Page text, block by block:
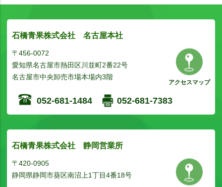
石橋青果株式会社 名古屋本社
〒456-0072
愛知県名古屋市熱田区川並町2番22号
名古屋市中央卸売市場本場内3階
アクセスマップ
052-681-1484 052-681-7383
石橋青果株式会社 静岡営業所
〒420-0905
静岡県静岡市葵区南沼上1丁目4番18号